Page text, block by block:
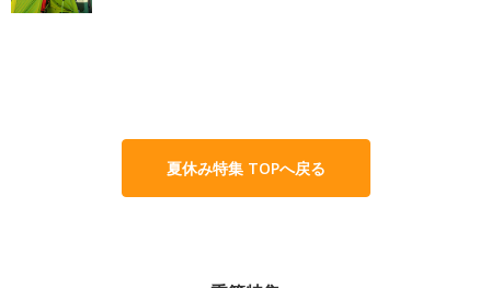
夏休み特集 TOPへ戻る